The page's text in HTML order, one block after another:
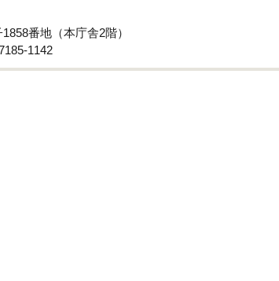
番地（本庁舎2階）
1142